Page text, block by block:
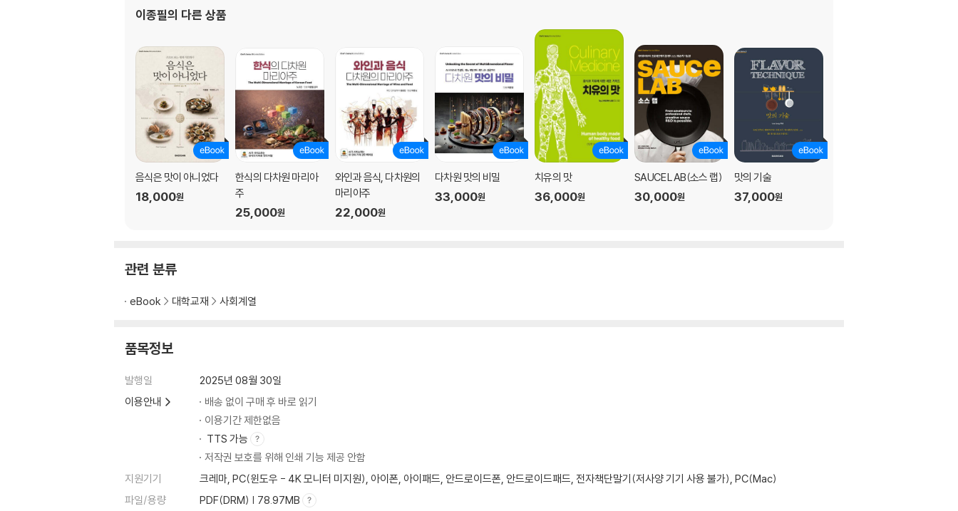
이종필의 다른 상품
음식은 맛이 아니었다
18,000원
한식의 다차원 마리아
주
25,000원
와인과 음식, 다차원의
마리아주
22,000원
다차원 맛의 비밀
33,000원
치유의 맛
36,000원
SAUCE LAB(소스 랩)
30,000원
맛의 기술
37,000원
관련 분류
eBook 대학교재 사회계열
품목정보
발행일
2025년 08월 30일
이용안내
배송 없이 구매 후 바로 읽기
이용기간 제한없음
TTS 가능
저작권 보호를 위해 인쇄 기능 제공 안함
지원기기
크레마, PC(윈도우 - 4K 모니터 미지원), 아이폰, 아이패드, 안드로이드폰, 안드로이드패드, 전자책단말기(저사양 기기 사용 불가), PC(Mac)
파일/용량
PDF(DRM) | 78.97MB